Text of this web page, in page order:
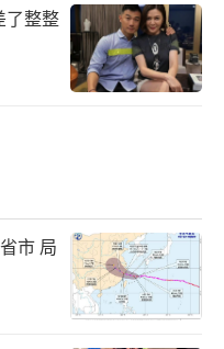
了整整
市 局